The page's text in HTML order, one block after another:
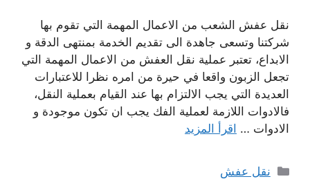
نقل عفش الشعب من الاعمال المهمة التي تقوم بها
شركتنا وتسعى جاهدة الى تقديم الخدمة بمنتهى الدقة و
الابداع، تعتبر عملية نقل العفش من الاعمال المهمة التي
تجعل الزبون واقعا في حيرة من امره نظرا للاعتبارات
العديدة التي يجب الالتزام بها عند القيام بعملية النقل،
فالادوات اللازمة لعملية الفك يجب ان تكون موجودة و
الادوات … اقرأ المزيد
التصنيفات
نقل عفش